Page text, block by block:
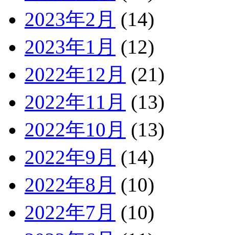
2023年2月 (14)
2023年1月 (12)
2022年12月 (21)
2022年11月 (13)
2022年10月 (13)
2022年9月 (14)
2022年8月 (10)
2022年7月 (10)